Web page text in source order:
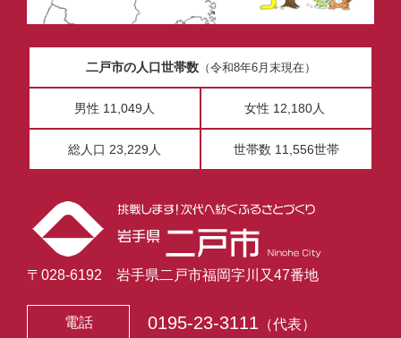
二戸市の人口世帯数（令和8年6月末現在）
男性 11,049人 女性 12,180人
総人口 23,229人 世帯数 11,556世帯
〒028-6192 岩手県二戸市福岡字川又47番地
電話 0195-23-3111 （代表）